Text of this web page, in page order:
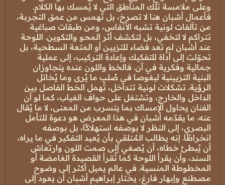
وعلى ملامسة تلك المناطق التي لا يُمسك بها الكلام.
فأعمال أشبان هنا لا تصرخ، بل تهمس من عمق التجربة،
من تآلفات لونية تشبه الأنفاس، ومن طبقات صباغية
تتراكم لا لتخفي، بل لتكشف أثر المحو والتكوين. اللوحة
عند أشبان لم تعد فضاء للتزيين أو المتعة السطحية، بل
تحوّلت إلى أداة للتفكيك وإعادة التركيب، إلى عملية
جمالية وفكرية في آن. فالخط واللون عنده يتجاوزان
البنية التزيينية ليغوصا في صُلب ما يُرى وما يُخاتل
الرؤية. تشكلات لونية تتداخل، تُهمل الخط الفاصل بين
الداخل والخارج، وتشتغل على حواف الغياب، كما لو أن
الفنان يحاول الإمساك بما يتسرب من المعنى، لا ما يُقال
عنه. ما يقدّمه أشبان في هذا المعرض هو دعوة للتأمل
البصري، إلى النظر لا بوصفه استهلاكًا، بل بوصفه
انخراطًا. إنه يطالب المُتلقي بأن يُعيد التفكير في ما يراه،
أن يُبطئ خطاه، أن يُصغي إلى صمت اللون وارتعاش
السند، وأن يقرأ اللوحة كما تُقرأ القصيدة الغامضة أو
المخطوطة المنسية. في عالم يميل أكثر إلى وضوح
مصطنع وإبهار فارغ، يختار إبراهيم أشبان أن يعود إلى